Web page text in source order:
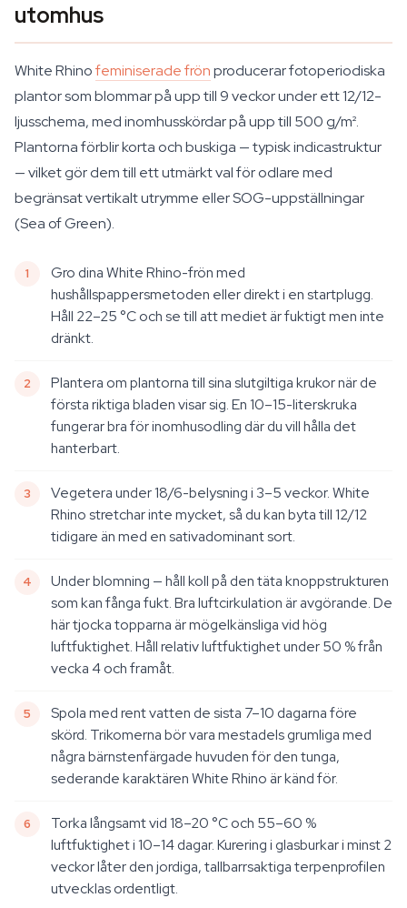
utomhus
White Rhinofeminiserade frönproducerar fotoperiodiska
plantor som blommar på upp till 9 veckor under ett 12/12-
ljusschema, med inomhusskördar på upp till 500 g/m².
Plantorna förblir korta och buskiga — typisk indicastruktur
— vilket gör dem till ett utmärkt val för odlare med
begränsat vertikalt utrymme eller SOG-uppställningar
(Sea of Green).
Gro dina White Rhino-frön med
hushållspappersmetoden eller direkt i en startplugg.
Håll 22–25 °C och se till att mediet är fuktigt men inte
dränkt.
Plantera om plantorna till sina slutgiltiga krukor när de
första riktiga bladen visar sig. En 10–15-literskruka
fungerar bra för inomhusodling där du vill hålla det
hanterbart.
Vegetera under 18/6-belysning i 3–5 veckor. White
Rhino stretchar inte mycket, så du kan byta till 12/12
tidigare än med en sativadominant sort.
Under blomning — håll koll på den täta knoppstrukturen
som kan fånga fukt. Bra luftcirkulation är avgörande. De
här tjocka topparna är mögelkänsliga vid hög
luftfuktighet. Håll relativ luftfuktighet under 50 % från
vecka 4 och framåt.
Spola med rent vatten de sista 7–10 dagarna före
skörd. Trikomerna bör vara mestadels grumliga med
några bärnstenfärgade huvuden för den tunga,
sederande karaktären White Rhino är känd för.
Torka långsamt vid 18–20 °C och 55–60 %
luftfuktighet i 10–14 dagar. Kurering i glasburkar i minst 2
veckor låter den jordiga, tallbarrsaktiga terpenprofilen
utvecklas ordentligt.